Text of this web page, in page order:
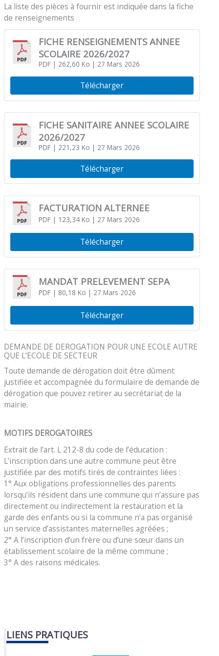
La liste des pièces à fournir est indiquée dans la fiche
de renseignements
FICHE RENSEIGNEMENTS ANNEE
SCOLAIRE 2026/2027
PDF| 262,60 Ko | 27 Mars 2026
Télécharger
FICHE SANITAIRE ANNEE SCOLAIRE
2026/2027
PDF| 221,23 Ko | 27 Mars 2026
Télécharger
FACTURATION ALTERNEE
PDF| 123,34 Ko | 27 Mars 2026
Télécharger
MANDAT PRELEVEMENT SEPA
PDF| 80,18 Ko | 27 Mars 2026
Télécharger
DEMANDE DE DEROGATION POUR UNE ECOLE AUTRE
QUE L’ECOLE DE SECTEUR
Toute demande de dérogation doit être dûment
justifiée et accompagnée du formulaire de demande de
dérogation que pouvez retirer au secrétariat de la
mairie.
MOTIFS DEROGATOIRES
Extrait de l’art. L 212-8 du code de l’éducation :
L’inscription dans une autre commune peut être
justifiée par des motifs tirés de contraintes liées :
1° Aux obligations professionnelles des parents
lorsqu’ils résident dans une commune qui n’assure pas
directement ou indirectement la restauration et la
garde des enfants ou si la commune n’a pas organisé
un service d’assistantes maternelles agréées ;
2° A l’inscription d’un frère ou d’une sœur dans un
établissement scolaire de la même commune ;
3° A des raisons médicales.
LIENS PRATIQUES